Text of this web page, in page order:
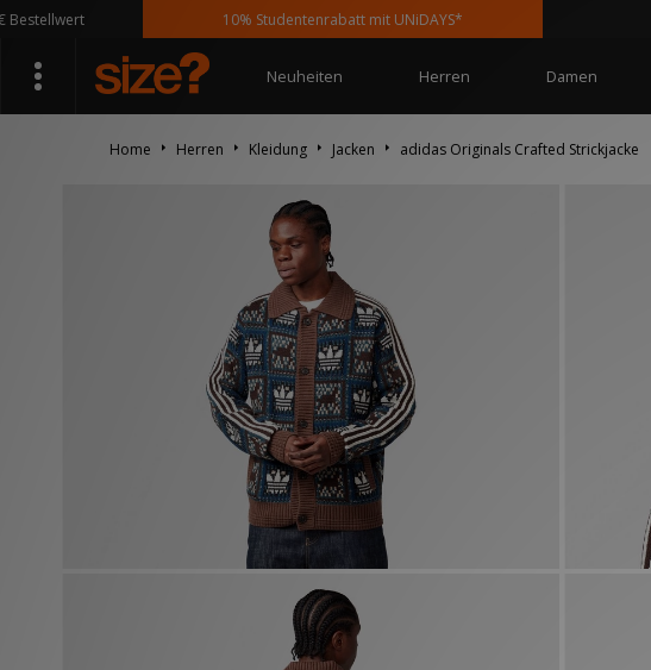
10% Studentenrabatt mit UNiDAYS*
Neuheiten Herren Damen
Home Herren Kleidung Jacken adidas Originals Crafted Strickjacke